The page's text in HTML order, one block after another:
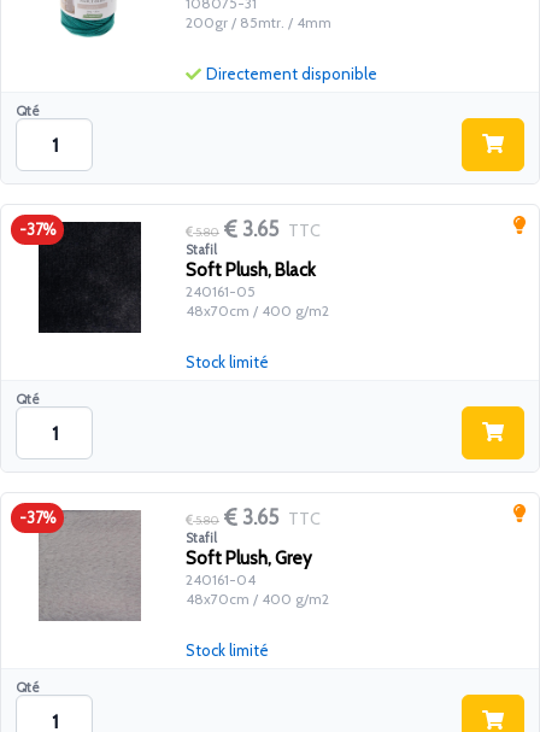
200gr / 85mtr. / 4mm
Qté
Directement disponible
-37% 5.80 3.65 TTC
Stafil
Soft Plush, Black
240161-05
48x70cm / 400 g/m2
Qté
Stock limité
-37% 5.80 3.65 TTC
Stafil
Soft Plush, Grey
240161-04
48x70cm / 400 g/m2
Qté
Stock limité